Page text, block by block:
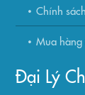
Chính
Mua hàng
Đại Lý